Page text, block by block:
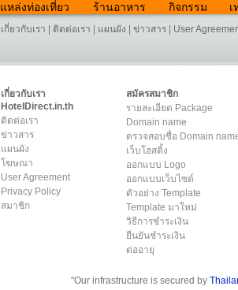
แหล่งท่องเที่ยว ร้านอาหาร กิจกรรม
เกี่ยวกับเรา ติดต่อเรา แผนผัง ข่าวสาร User
เกี่ยวกับเรา
HotelDirect.in.th
ติดต่อเรา
ข่าวสาร
แผนผัง
โฆษณา
User Agreement
Privacy Policy
สมาชิก
สมัครสมาชิก
รายละเอียด Package
Domain name
ตรวจสอบชื่อ Domain
เว็บโฮสติ้ง
ออกแบบ Logo
ออกแบบเว็บไซต์
ตัวอย่าง Template
Template มาใหม่
วิธีการชำระเงิน
ยืนยันชำระเงิน
ต่ออายุ
"Our infrastructure is secured by